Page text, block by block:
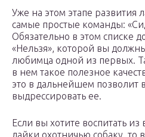
Уже на этом этапе развития
самые простые команды:
Обязательно в этом списке
«Нельзя», которой вы
любимца одной из первых.
в нем такое полезное
это в дальнейшем позволит
выдрессировать ее.
Если вы хотите воспитать из
лайки охотничью собаку, то